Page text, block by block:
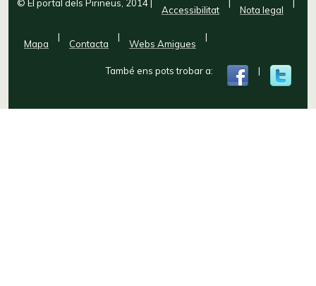
© El portal dels Pirineus, 2014|
Accessibilitat
|
Nota legal
|
Mapa
|
Contacta
|
Webs Amigues
|
També ens pots trobar a: |